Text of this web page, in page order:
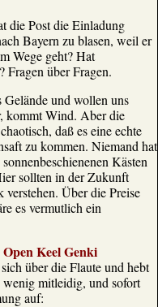
die Post die Einladung
Bayern zu blasen, weil er
Wege geht? Hat
Fragen über Fragen.
und wollen uns
kommt Wind. Aber die
daß es eine echte
zu kommen. Niemand hat
Kästen
sollten in der Zukunft
Über die Preise
es vermutlich ein
Open Keel Genki
über die Flaute und hebt
mitleidig, und sofort
auf: